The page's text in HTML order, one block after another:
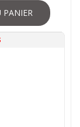
PANIER